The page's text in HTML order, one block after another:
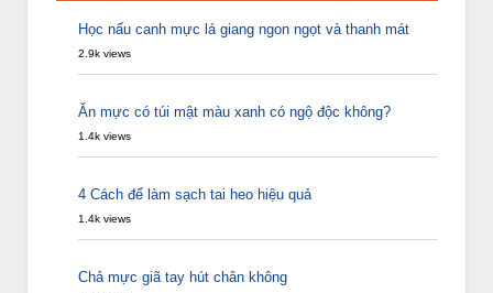
Học nấu canh mực lá giang ngon ngọt và thanh mát
2.9k views
Ăn mực có túi mật màu xanh có ngộ độc không?
1.4k views
4 Cách để làm sạch tai heo hiệu quả
1.4k views
Chả mực giã tay hút chân không